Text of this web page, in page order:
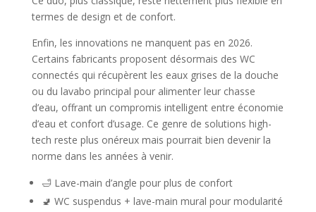
termes de design et de confort.
Enfin, les innovations ne manquent pas en 2026.
Certains fabricants proposent désormais des WC
connectés qui récupèrent les eaux grises de la douche
ou du lavabo principal pour alimenter leur chasse
d’eau, offrant un compromis intelligent entre économie
d’eau et confort d’usage. Ce genre de solutions high-
tech reste plus onéreux mais pourrait bien devenir la
norme dans les années à venir.
🛁 Lave-main d’angle pour plus de confort
🚽 WC suspendus + lave-main mural pour modularité